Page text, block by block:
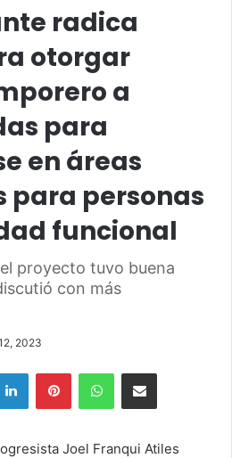
radica
otorgar
a
para
en áreas
para personas
funcional
proyecto tuvo buena
con más
2023
LinkedInPinterestWhatsAppShare via Email
Joel Franqui Atiles